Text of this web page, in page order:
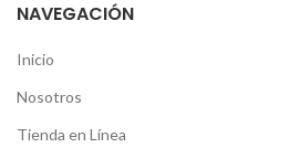
NAVEGACIÓN
Inicio
Nosotros
Tienda en Línea